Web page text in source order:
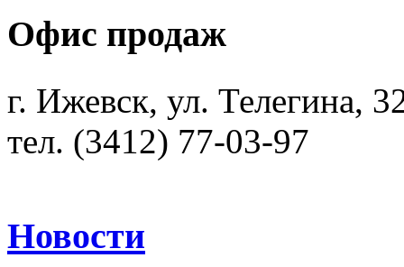
Офис продаж
г. Ижевск, ул. Телегина,
тел. (3412) 77-03-97
Новости